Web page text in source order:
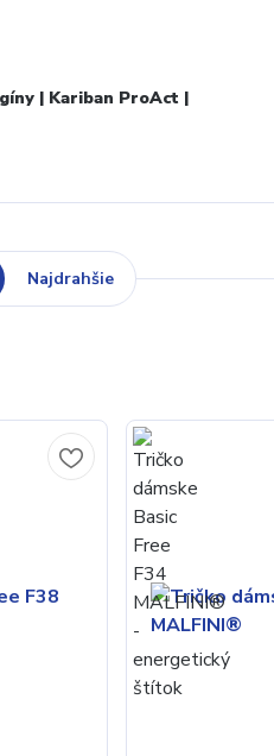
| Kariban ProAct |
Najdrahšie